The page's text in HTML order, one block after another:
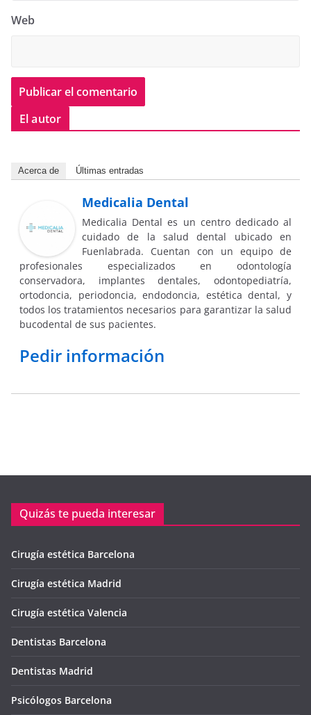
Web
El autor
Acerca de Últimas entradas
Medicalia Dental
Medicalia Dental es un centro dedicado al
cuidado de la salud dental ubicado en
Fuenlabrada. Cuentan con un equipo de
profesionales especializados en odontología
conservadora, implantes dentales, odontopediatría,
ortodoncia, periodoncia, endodoncia, estética dental, y
todos los tratamientos necesarios para garantizar la salud
bucodental de sus pacientes.
Pedir información
Quizás te pueda interesar
Cirugía estética Barcelona
Cirugía estética Madrid
Cirugía estética Valencia
Dentistas Barcelona
Dentistas Madrid
Psicólogos Barcelona